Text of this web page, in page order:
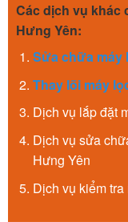
Các dịch vụ khác
Hưng Yên:
Sửa chữa máy
Thay lõi máy
Dịch vụ lắp đặt
Dịch vụ sửa
Hưng Yên
Dịch vụ kiểm